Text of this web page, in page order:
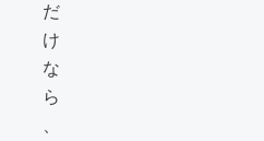
だ
け
な
ら